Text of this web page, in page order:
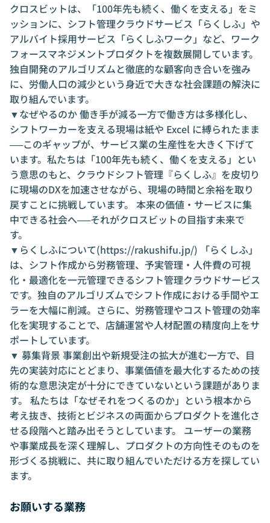
クロスビットは、「100年先も続く、働くを支える」をミ
ッションに、シフト管理クラウドサービス「らくしふ」や
アルバイト採用サービス「らくしふワーク」など、ワーク
フォースマネジメントプロダクトを複数展開しています。
独自開発のアルゴリズムと徹底的な顧客向き合いを強み
に、労働人口の減少という身近で大きな社会課題の解決に
取り組んでいます。
▼なぜやるのか 働き手が減る一方で働き方は多様化し、
シフトワーカーを支える現場は紙や Excel に縛られたまま
──このギャップが、サービス業の生産性を大きく下げて
います。私たちは「100年先も続く、働くを支える」とい
う意思のもと、クラウドシフト管理『らくしふ』を皮切り
に現場のDXを加速させながら、現場の時間と余裕を取り
戻すことに挑戦しています。 本来の価値・サービスに集
中できる社会へ──それがクロスビットの目指す未来で
す。
▼らくしふについて(https://rakushifu.jp/) 「らくしふ」
は、シフト作成から労務管理、予実管理・人件費の可視
化・最適化を一元管理できるシフト管理クラウドサービス
です。独自のアルゴリズムでシフト作成における手間やエ
ラーを大幅に削減。さらに、労務管理やコスト管理の効率
化を実現することで、店舗運営や人材配置の精度向上をサ
ポートしています。
▼ 募集背景 事業創出や新規受注の拡大が進む一方で、目
先の実装対応にとどまり、事業価値を最大化するための技
術的な意思決定が十分にできていないという課題がありま
す。 私たちは「なぜそれをつくるのか」という根本から
考え抜き、技術とビジネスの両面からプロダクトを進化さ
せる段階へと踏み出そうとしています。 ユーザーの業務
や事業成長を深く理解し、プロダクトの方向性そのものを
形づくる挑戦に、共に取り組んでいただける方を探してい
ます。
お願いする業務